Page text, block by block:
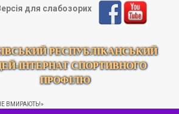
РЕСПУБЛІКАНСЬКИЙ
ІНТЕРНАТ СПОРТИВНОГО
ПРОФІЛЮ
для слабозорих
ВМИРАЮТЬ!»